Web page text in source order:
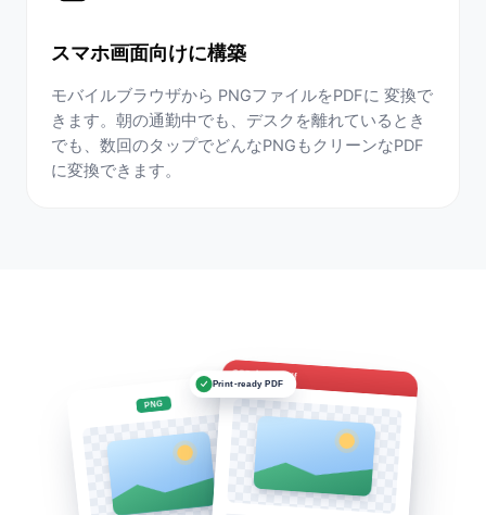
スマホ画面向けに構築
モバイルブラウザから PNGファイルをPDFに 変換で
きます。朝の通勤中でも、デスクを離れているとき
でも、数回のタップでどんなPNGもクリーンなPDF
に変換できます。
Print-ready PDF
PNG
Image.pdf